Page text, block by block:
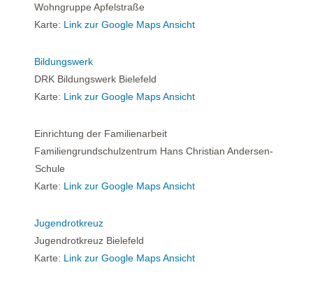
Wohngruppe Apfelstraße
Karte: Link zur Google Maps Ansicht
Bildungswerk
DRK Bildungswerk Bielefeld
Karte: Link zur Google Maps Ansicht
Einrichtung der Familienarbeit
Familiengrundschulzentrum Hans Christian Andersen-
Schule
Karte: Link zur Google Maps Ansicht
Jugendrotkreuz
Jugendrotkreuz Bielefeld
Karte: Link zur Google Maps Ansicht